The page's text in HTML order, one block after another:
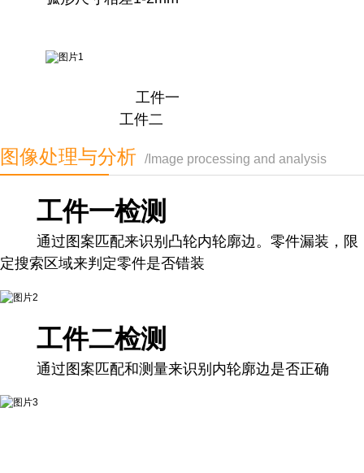
工件一
工件二
图像处理与分析 /Image processing and analysis
工件一检测
通过图案匹配来识别凸轮内轮廓边。零件漏装，限
定搜索区域来判定零件是否错装
工件二检测
通过图案匹配和测量来识别内轮廓边是否正确